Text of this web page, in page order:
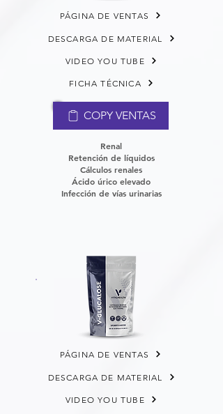
PÁGINA DE VENTAS
DESCARGA DE MATERIAL
VIDEO YOU TUBE
FICHA TÉCNICA
COPY VENTAS
Renal
Retención de líquidos
Cálculos renales
Ácido úrico elevado
Infección de vías urinarias
PÁGINA DE VENTAS
DESCARGA DE MATERIAL
VIDEO YOU TUBE